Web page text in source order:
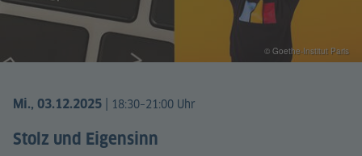
Mi., 03.12.2025 18:30–21:00 Uhr
Stolz und Eigensinn
© Goethe-Institut Paris